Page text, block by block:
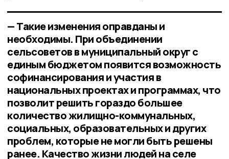
— Такие изменения оправданы и
необходимы. При объединении
сельсоветов в муниципальный округ с
единым бюджетом появится возможность
софинансирования и участия в
национальных проектах и программах, что
позволит решить гораздо большее
количество жилищно-коммунальных,
социальных, образовательных и других
проблем, которые не могли быть решены
ранее. Качество жизни людей на селе